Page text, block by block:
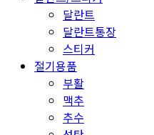
달란트
달란트통장
스티커
절기용품
부활
맥추
추수